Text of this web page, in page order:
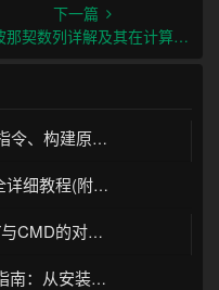
下一篇
契数列详解及其在计算机科学中的应用
原理与最佳实践
产级配置my.cnf)
比及实战指南
装到高可用配置